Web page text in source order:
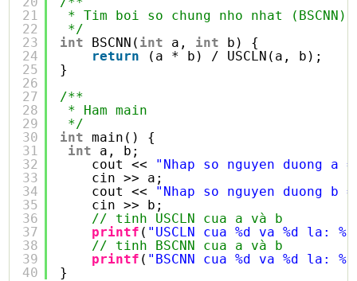
21
22
23
24
25
26
27
28
29
30
31
32
33
34
35
36
37
38
39
40
* Tim boi so chung nho nhat (BSCNN)
*/
int
BSCNN( int a, int
b) {
return
(a * b) / USCLN(a, b);
}
/**
* Ham main
*/
int
main() {
int
a, b;
cout << "Nhap so nguyen duong a
cin >> a;
cout << "Nhap so nguyen duong b
cin >> b;
// tinh USCLN cua a và b
printf ( "USCLN cua %d va %d la:
// tinh BSCNN cua a và b
printf ( "BSCNN cua %d va %d la:
}